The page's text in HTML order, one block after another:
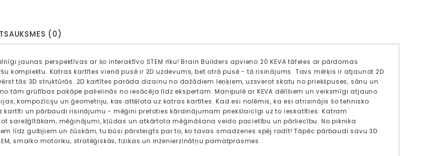
(0)
jaunas perspektīvas ar šo interaktīvo STEM rīku! Brain Builders apvieno 20 KEVA tāfeles ar pārdomas
komplektu. Katras kartītes vienā pusē ir 2D uzdevums, bet otrā pusē - tā risinājums. Tavs mērķis ir atjaunot 2D
tās 3D struktūrās. 2D kartītes parāda dizainu no dažādiem leņķiem, uzsverot skatu no priekšpuses, sānu un
tām grūtības pakāpe palielinās no iesācēja līdz ekspertam. Manipulē ar KEVA dēlīšiem un veiksmīgi atjauno
kompozīciju un ģeometriju, kas attēlota uz katras kartītes. Kad esi nolēmis, ka esi atrisinājis šo tehnisko
kartīti un pārbaudi risinājumu - mēģini pretoties kārdinājumam priekšlaicīgi uz to ieskatīties. Katram
sarežģītākam, mēģinājumi, kļūdas un atkārtota mēģināšana veido pacietību un pārliecību. No piknika
līdz gulbjiem un čūskām, tu būsi pārsteigts par to, ko tavas smadzenes spēj radīt! Tāpēc pārbaudi savu 3D
smalko motoriku, stratēģiskās, fizikas un inženierzinātņu pamatprasmes.